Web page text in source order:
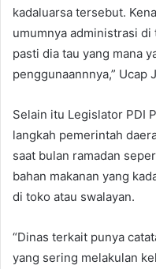
kadaluarsa tersebut.
umumnya administrasi di
pasti dia tau yang mana
penggunaannnya,” Ucap
Selain itu Legislator PDI
langkah pemerintah
saat bulan ramadan
bahan makanan yang
di toko atau swalayan.
“Dinas terkait punya
yang sering melakulan